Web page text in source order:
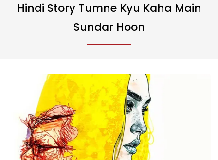
Hindi Story Tumne Kyu Kaha Main
Sundar Hoon